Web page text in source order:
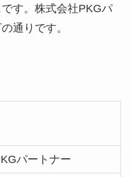
す。株式会社PKGパ
通りです。
パートナー